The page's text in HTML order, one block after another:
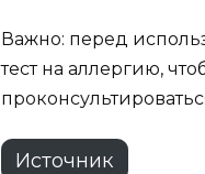
Важно: перед
тест на аллергию,
Источник